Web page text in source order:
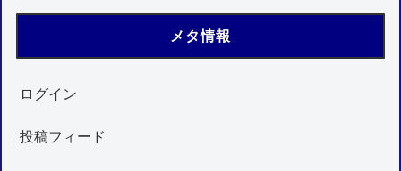
メタ情報
ログイン
投稿フィード